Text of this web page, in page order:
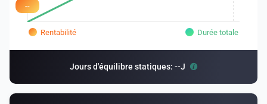
--
Rentabilité Durée totale
Jours d'équilibre statiques: --J